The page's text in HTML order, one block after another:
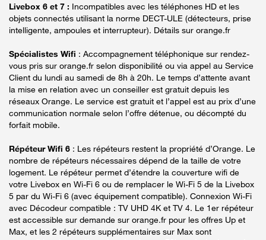
Livebox 6 et 7 : Incompatibles avec les téléphones HD et les
objets connectés utilisant la norme DECT-ULE (détecteurs, prise
intelligente, ampoules et interrupteur). Détails sur orange.fr
Spécialistes Wifi : Accompagnement téléphonique sur rendez-
vous pris sur orange.fr selon disponibilité ou via appel au Service
Client du lundi au samedi de 8h à 20h. Le temps d’attente avant
la mise en relation avec un conseiller est gratuit depuis les
réseaux Orange. Le service est gratuit et l’appel est au prix d’une
communication normale selon l’offre détenue, ou décompté du
forfait mobile.
Répéteur Wifi 6 : Les répéteurs restent la propriété d’Orange. Le
nombre de répéteurs nécessaires dépend de la taille de votre
logement. Le répéteur permet d’étendre la couverture wifi de
votre Livebox en Wi-Fi 6 ou de remplacer le Wi-Fi 5 de la Livebox
5 par du Wi-Fi 6 (avec équipement compatible). Connexion Wi-Fi
avec Décodeur compatible : TV UHD 4K et TV 4. Le 1er répéteur
est accessible sur demande sur orange.fr pour les offres Up et
Max, et les 2 répéteurs supplémentaires sur Max sont